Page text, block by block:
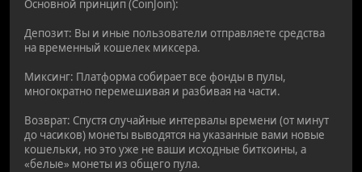
Основной принцип (CoinJoin):
Депозит: Вы и иные пользователи отправляете средства
на временный кошелек миксера.
Миксинг: Платформа собирает все фонды в пулы,
многократно перемешивая и разбивая на части.
Возврат: Спустя случайные интервалы времени (от минут
до часиков) монеты выводятся на указанные вами новые
кошельки, но это уже не ваши исходные биткоины, а
«белые» монеты из общего пула.